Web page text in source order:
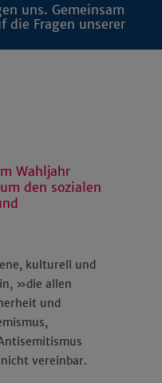
uns. Gemeinsam
die Fragen unserer
Wahljahr
den sozialen
kulturell und
»die allen
und
vereinbar.